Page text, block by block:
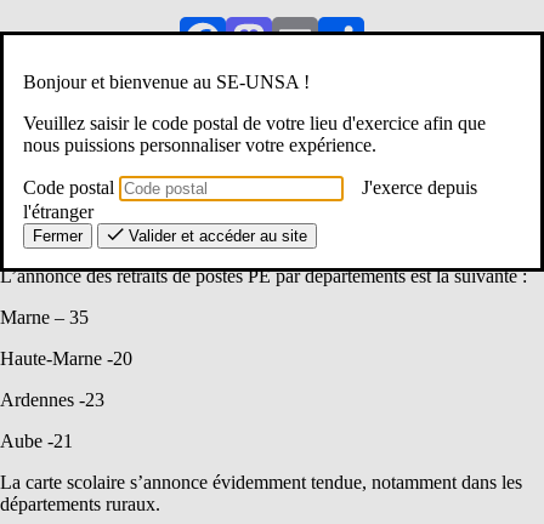
Accueil
Archives pour bouard.felicien
HAUTE MARNE
1er degré
CSA A : retraits de postes annoncés
Temps de lecture : 1 min -29/01/2026
Le CSA Académique s’est réuni ce jeudi 29/01/2026.
L’annonce des retraits de postes PE par départements est la suivante :
Marne – 35
Haute-Marne -20
Ardennes -23
Aube -21
La carte scolaire s’annonce évidemment tendue, notamment dans les
départements ruraux.
Bonjour et bienvenue au SE-UNSA !
Veuillez saisir le code postal de votre lieu d'exercice afin que
nous puissions personnaliser votre expérience.
Code postal
J'exerce depuis
l'étranger
Fermer Valider et accéder au site